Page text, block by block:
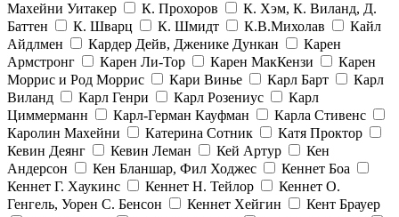
Махейни Уитакер
К. Прохоров
К. Хэм, К. Виланд, Д.
Баттен
К. Шварц К. Шмидт К.В.Михолав
Кайл
Айдлмен
Кардер Дейв, Дженике Дункан
Карен
Армстронг
Карен Ли-Тор Карен МакКензи
Карен
Моррис и Род Моррис
Кари Винье Карл Барт
Карл
Виланд
Карл Генри Карл Розениус
Карл
Циммерманн
Карл-Герман Кауфман
Карла Стивенс
Каролин Махейни
Катерина Сотник
Катя Проктор
Кевин Деянг
Кевин Леман Кей Артур
Кен
Андерсон
Кен Бланшар, Фил Ходжес
Кеннет Боа
Кеннет Г. Хаукинс
Кеннет Н. Тейлор
Кеннет О.
Генгель, Уорен С. Бенсон
Кеннет Хейгин
Кент Брауер